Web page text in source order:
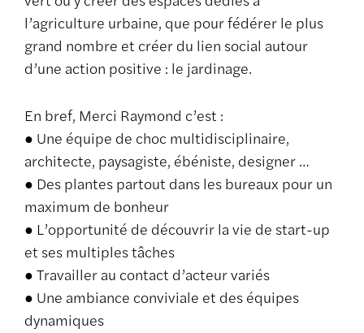
l’agriculture urbaine, que pour fédérer le plus
grand nombre et créer du lien social autour
d’une action positive : le jardinage.
En bref, Merci Raymond c’est :
● Une équipe de choc multidisciplinaire,
architecte, paysagiste, ébéniste, designer …
● Des plantes partout dans les bureaux pour un
maximum de bonheur
● L’opportunité de découvrir la vie de start-up
et ses multiples tâches
● Travailler au contact d’acteur variés
● Une ambiance conviviale et des équipes
dynamiques